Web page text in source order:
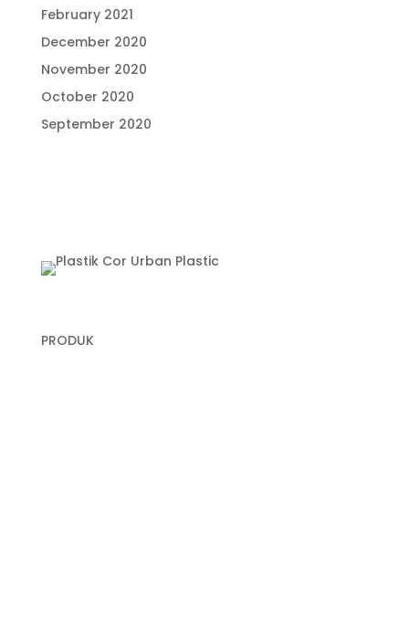
February 2021
December 2020
November 2020
October 2020
September 2020
PRODUK